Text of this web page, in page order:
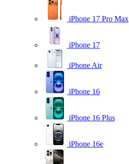
iPhone 17 Pro Max
iPhone 17
iPhone Air
iPhone 16
iPhone 16 Plus
iPhone 16e